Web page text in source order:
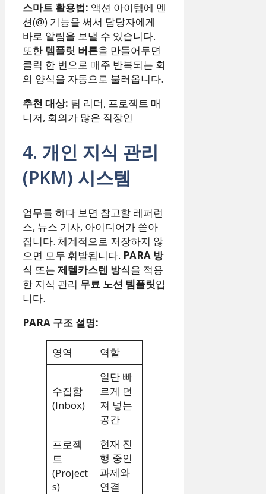
스마트 활용법: 액션 아이템에 멘
션(@) 기능을 써서 담당자에게
바로 알림을 보낼 수 있습니다.
또한 템플릿 버튼을 만들어두면
클릭 한 번으로 매주 반복되는 회
의 양식을 자동으로 불러옵니다.
추천 대상: 팀 리더, 프로젝트 매
니저, 회의가 많은 직장인
4. 개인 지식 관리
(PKM) 시스템
업무를 하다 보면 참고할 레퍼런
스, 뉴스 기사, 아이디어가 쏟아
집니다. 체계적으로 저장하지 않
으면 모두 휘발됩니다. PARA 방
식 또는 제텔카스텐 방식을 적용
한 지식 관리 무료 노션 템플릿입
니다.
PARA 구조 설명:
영역 역할
수집함
(Inbox)
일단 빠
르게 던
져 넣는
공간
프로젝
트
(Project
s)
현재 진
행 중인
과제와
연결